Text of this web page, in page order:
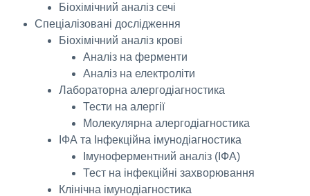
Біохімічний аналіз сечі
Спеціалізовані дослідження
Біохімічний аналіз крові
Аналіз на ферменти
Аналіз на електроліти
Лабораторна алергодіагностика
Тести на алергії
Молекулярна алергодіагностика
ІФА та Інфекційна імунодіагностика
Імуноферментний аналіз (ІФА)
Тест на інфекційні захворювання
Клінічна імунодіагностика